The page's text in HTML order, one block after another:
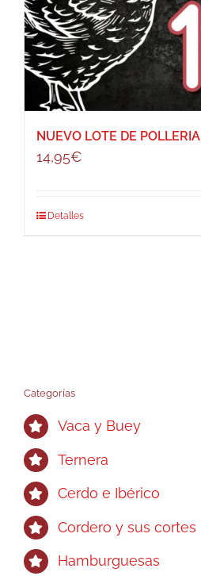
NUEVO LOTE DE POLLERIA
14,95€
Detalles
Categorías
Vaca y Buey
Ternera
Cerdo e Ibérico
Cordero y sus cortes
Hamburguesas